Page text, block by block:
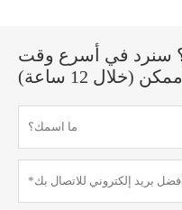
سنرد في أسرع وقت
ممكن (خلال 12 ساعة)